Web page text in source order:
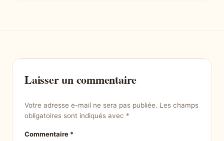
Laisser un commentaire
Votre adresse e-mail ne sera pas publiée. Les champs
obligatoires sont indiqués avec *
Commentaire *